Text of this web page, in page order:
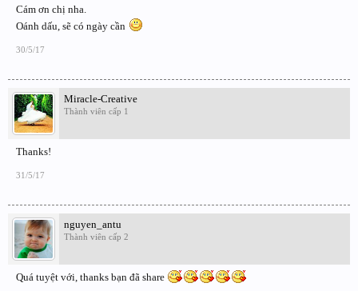
Cám ơn chị nha.
Oánh dấu, sẽ có ngày cần
30/5/17
Miracle-Creative
Thành viên cấp 1
Thanks!
31/5/17
nguyen_antu
Thành viên cấp 2
Quá tuyệt với, thanks bạn đã share